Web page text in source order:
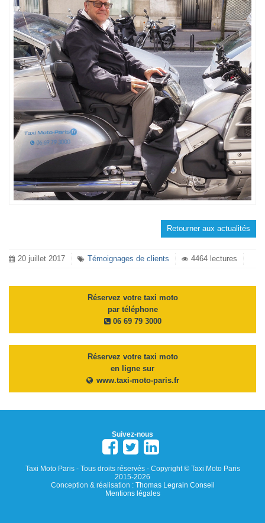
Retourner aux actualités
20 juillet 2017 Témoignages de clients 4464 lectures
Réservez votre taxi moto
par téléphone
06 69 79 3000
Réservez votre taxi moto
en ligne sur
www.taxi-moto-paris.fr
Suivez-nous
Taxi Moto Paris - Tous droits réservés - Copyright © Taxi Moto Paris
2015-2026
Conception & réalisation : Thomas Legrain Conseil
Mentions légales